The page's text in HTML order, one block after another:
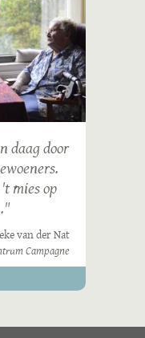
daag door
mies op
van der Nat
Campagne